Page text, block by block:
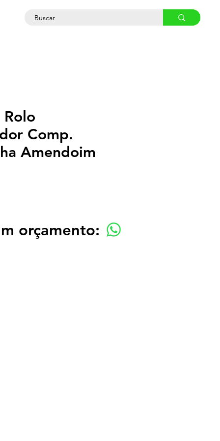
Comp.
Amendoim
orçamento: